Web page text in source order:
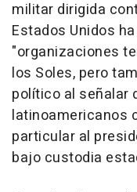
militar dirigida
Estados Unidos
"organizaciones
los Soles, pero
político al señalar
latinoamericanos
particular al
bajo custodia